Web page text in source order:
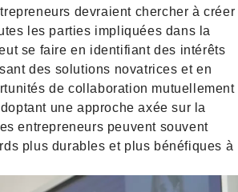
devraient chercher à créer
les parties impliquées dans la
se faire en identifiant des intérêts
des solutions novatrices et en
de collaboration mutuellement
une approche axée sur la
entrepreneurs peuvent souvent
plus durables et plus bénéfiques à